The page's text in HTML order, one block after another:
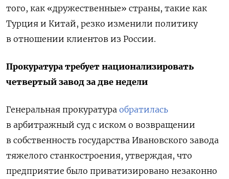
того, как «дружественные» страны, такие как
Турция и Китай, резко изменили политику
в отношении клиентов из России.
Прокуратура требует национализировать
четвертый завод за две недели
Генеральная прокуратура обратилась
в арбитражный суд с иском о возвращении
в собственность государства Ивановского завода
тяжелого станкостроения, утверждая, что
предприятие было приватизировано незаконно